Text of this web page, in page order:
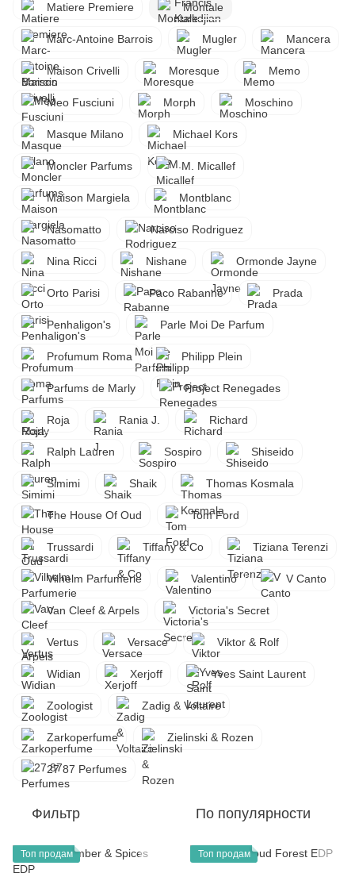
Matiere Premiere Montale
Marc-Antoine Barrois Mugler Mancera
Maison Crivelli Moresque Memo
Meo Fusciuni Morph Moschino
Masque Milano Michael Kors
Moncler Parfums M. Micallef
Maison Margiela Montblanc
Nasomatto Narciso Rodriguez
Nina Ricci Nishane Ormonde Jayne
Orto Parisi Paco Rabanne Prada
Penhaligon's Parle Moi De Parfum
Profumum Roma Philipp Plein
Parfums de Marly Project Renegades
Roja Rania J. Richard
Ralph Lauren Sospiro Shiseido
Simimi Shaik Thomas Kosmala
The House Of Oud Tom Ford
Trussardi Tiffany & Co Tiziana Terenzi
Vilhelm Parfumerie Valentino V Canto
Van Cleef & Arpels Victoria's Secret
Vertus Versace Viktor & Rolf
Widian Xerjoff Yves Saint Laurent
Zoologist Zadig & Voltaire
Zarkoperfume Zielinski & Rozen
27 87 Perfumes
Фильтр По популярности
Топ продам Топ продам